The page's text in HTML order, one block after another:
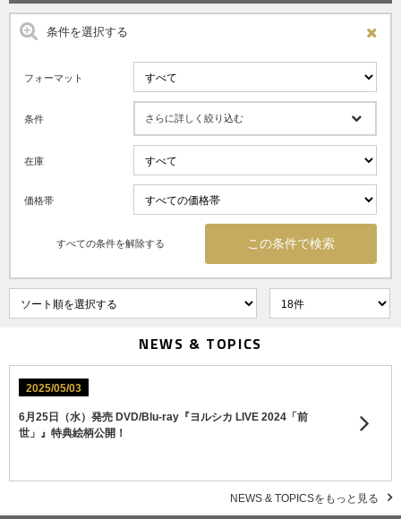
条件を選択する
フォーマット
条件 さらに詳しく絞り込む
在庫
価格帯
すべての条件を解除する
NEWS & TOPICS
2025/05/03
6月25日（水）発売 DVD/Blu-ray『ヨルシカ LIVE 2024「前
世」』特典絵柄公開！
NEWS & TOPICSをもっと見る